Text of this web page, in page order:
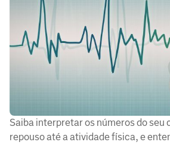
Saiba interpretar os números do seu
repouso até a atividade física, e